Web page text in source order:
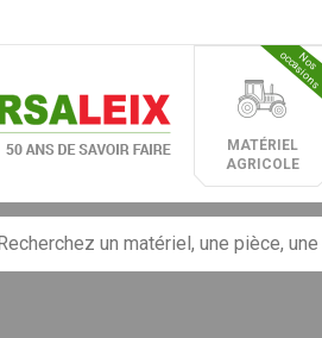
MATÉRIEL
AGRICOLE
N
o
s
o
c
c
a
s
i
o
n
s